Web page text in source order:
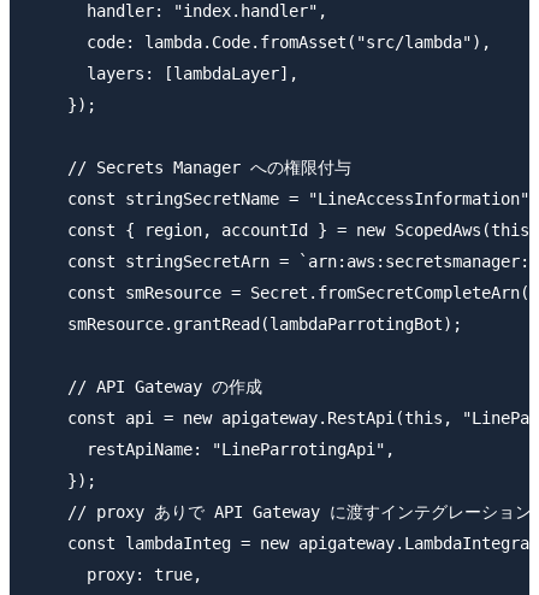
      handler: "index.handler",
      code: lambda.Code.fromAsset("src/lambda"),
      layers: [lambdaLayer],
    });
    // Secrets Manager への権限付与
    const stringSecretName = "LineAccessInformation";
const { region, accountId } = new
const stringSecretArn =
const smResource =
    smResource.grantRead(lambdaParrotingBot);
    // API Gateway の作成
const api = new apigateway.RestApi(this,
      restApiName: "LineParrotingApi",
    });
// proxy ありで API Gateway に渡すインテグレーション
const lambdaInteg = new
      proxy: true,